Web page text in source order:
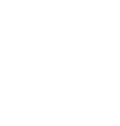
imprenable